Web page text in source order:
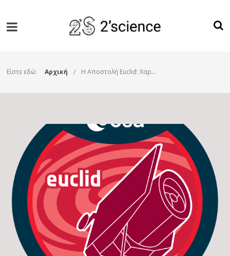
Είστε εδώ: Αρχική Η Αποστολή Euclid: Χαρτογραφώντας το Σκοτεινό Σύμπαν